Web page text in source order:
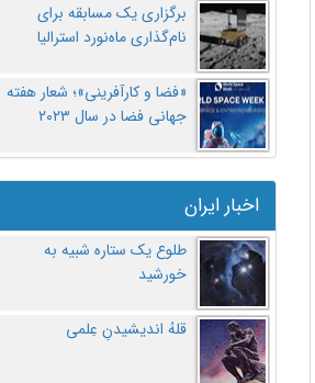
برگزاری یک مسابقه برای
نام‌گذاری ماه‌نورد استرالیا
«فضا و کارآفرینی»؛ شعار هفته
جهانی فضا در سال ۲۰۲۳
اخبار ایران
طلوع یک ستاره شبیه به
خورشید
قلهُ اندیشیدنِ عِلمی